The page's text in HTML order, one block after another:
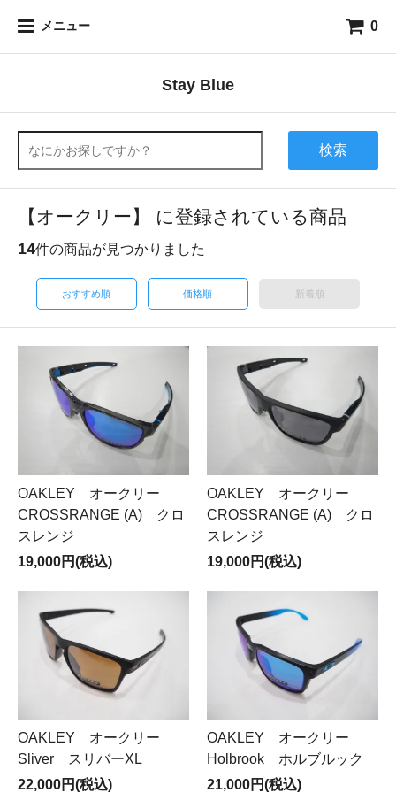
メニュー 0
Stay Blue
検索
【オークリー】 に登録されている商品
14件の商品が見つかりました
おすすめ順 価格順 新着順
OAKLEY オークリー
CROSSRANGE (A) クロ
スレンジ
19,000円(税込)
OAKLEY オークリー
CROSSRANGE (A) クロ
スレンジ
19,000円(税込)
OAKLEY オークリー
Sliver スリバーXL
22,000円(税込)
OAKLEY オークリー
Holbrook ホルブルック
21,000円(税込)